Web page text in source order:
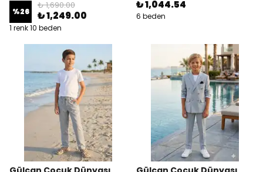
%26
₺ 1,690.00
₺ 1,249.00
1 renk 10 beden
₺ 1,044.54
6 beden